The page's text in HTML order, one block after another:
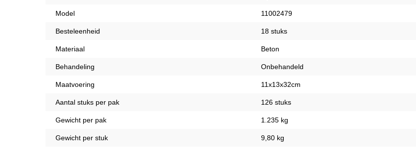
Model 11002479
Besteleenheid 18 stuks
Materiaal Beton
Behandeling Onbehandeld
Maatvoering 11x13x32cm
Aantal stuks per pak 126 stuks
Gewicht per pak 1.235 kg
Gewicht per stuk 9,80 kg